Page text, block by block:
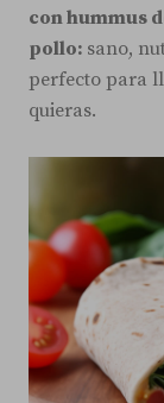
con hummus
pollo: sano,
perfecto para
quieras.